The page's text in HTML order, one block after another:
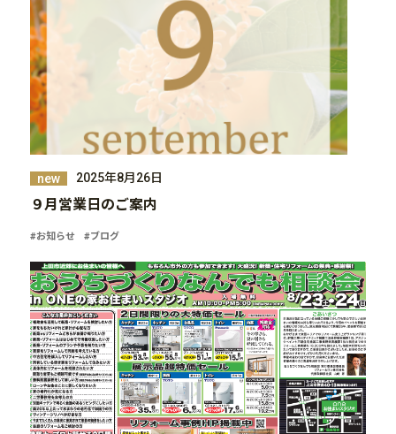
new 2025年8月26日
９月営業日のご案内
#お知らせ #ブログ